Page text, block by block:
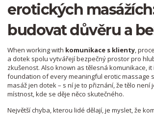
erotických
budovat důvěru a
When working with komunikace s klienty,
a dotek spolu vytvářejí bezpečný prostor pro
zkušenost. Also known as tělesná komunikace,
foundation of every meaningful erotic massage
masáž jen dotek – s ní je to přiznání, že tělo není
místnost, kde se děje něco skutečného.
Největší chyba, kterou lidé dělají, je myslet, že